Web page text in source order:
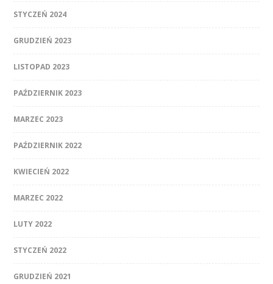
STYCZEŃ 2024
GRUDZIEŃ 2023
LISTOPAD 2023
PAŹDZIERNIK 2023
MARZEC 2023
PAŹDZIERNIK 2022
KWIECIEŃ 2022
MARZEC 2022
LUTY 2022
STYCZEŃ 2022
GRUDZIEŃ 2021